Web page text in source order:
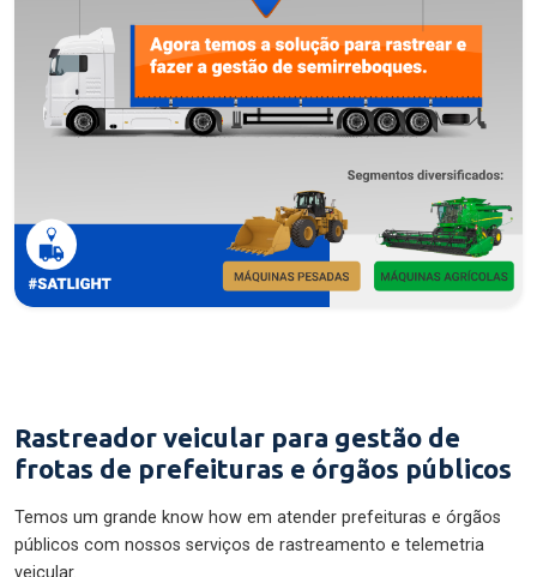
Rastreador veicular para gestão de
frotas de prefeituras e órgãos públicos
Temos um grande know how em atender prefeituras e órgãos
públicos com nossos serviços de rastreamento e telemetria
veicular.